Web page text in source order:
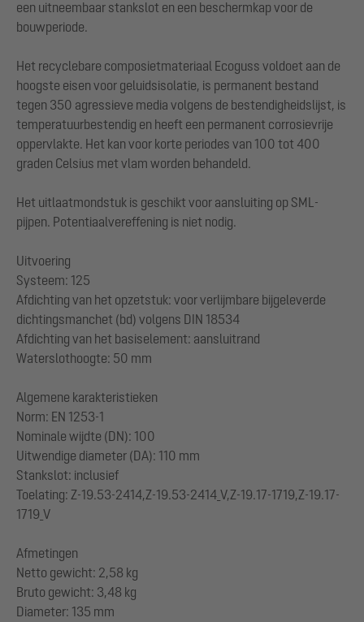
een uitneembaar stankslot en een beschermkap voor de
bouwperiode.
Het recyclebare composietmateriaal Ecoguss voldoet aan de
hoogste eisen voor geluidsisolatie, is permanent bestand
tegen 350 agressieve media volgens de bestendigheidslijst, is
temperatuurbestendig en heeft een permanent corrosievrije
oppervlakte. Het kan voor korte periodes van 100 tot 400
graden Celsius met vlam worden behandeld.
Het uitlaatmondstuk is geschikt voor aansluiting op SML-
pijpen. Potentiaalvereffening is niet nodig.
Uitvoering
Systeem: 125
Afdichting van het opzetstuk: voor verlijmbare bijgeleverde
dichtingsmanchet (bd) volgens DIN 18534
Afdichting van het basiselement: aansluitrand
Waterslothoogte: 50 mm
Algemene karakteristieken
Norm: EN 1253-1
Nominale wijdte (DN): 100
Uitwendige diameter (DA): 110 mm
Stankslot: inclusief
Toelating: Z-19.53-2414,Z-19.53-2414_V,Z-19.17-1719,Z-19.17-
1719_V
Afmetingen
Netto gewicht: 2,58 kg
Bruto gewicht: 3,48 kg
Diameter: 135 mm